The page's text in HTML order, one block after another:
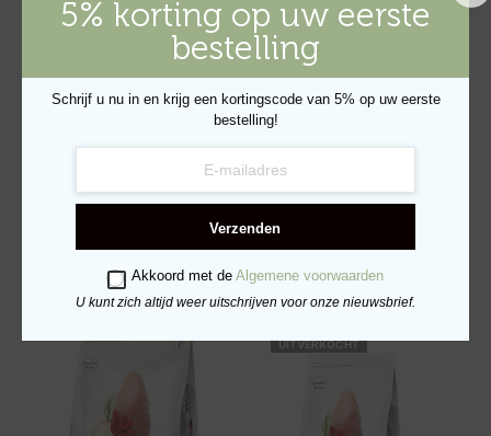
Verse Kip & Zeewier
UITVERKOCHT
5% korting op uw eerste
bestelling
Schrijf u nu in en krijg een kortingscode van 5% op uw eerste
bestelling!
Verzenden
Akkoord met deAlgemene voorwaarden
U kunt zich altijd weer uitschrijven voor onze nieuwsbrief.